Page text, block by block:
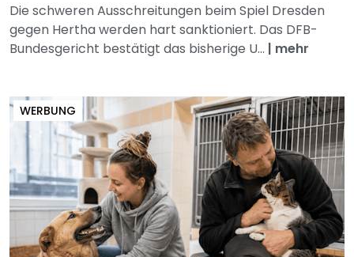
Die schweren Ausschreitungen beim Spiel Dresden
gegen Hertha werden hart sanktioniert. Das DFB-
Bundesgericht bestätigt das bisherige U... | mehr
WERBUNG